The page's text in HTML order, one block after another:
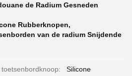
de Radium Gesneden
Rubberknopen,
van de radium Snijdende
Silicone